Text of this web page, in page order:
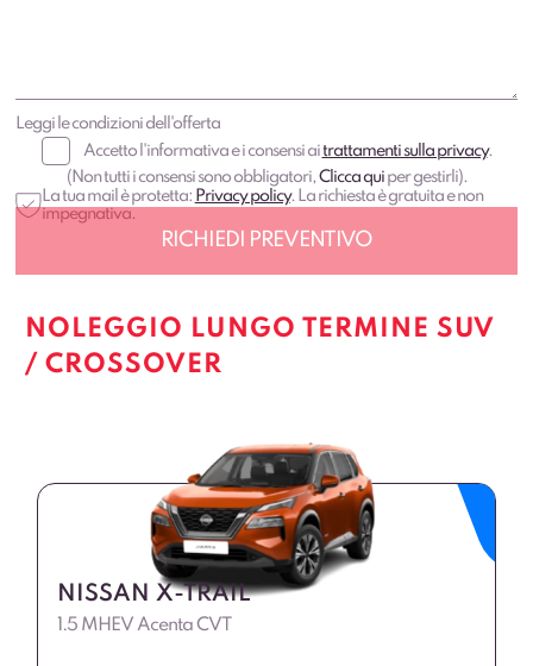
Leggi le condizioni dell'offerta
Accetto l'informativa e i consensi aitrattamenti sulla privacy.
(Non tutti i consensi sono obbligatori,Clicca quiper gestirli).
La tua mail è protetta: Privacy policy. La richiesta è gratuita e non
impegnativa.
NOLEGGIO LUNGO TERMINE SUV
/ CROSSOVER
NISSAN X-TRAIL
1.5 MHEV Acenta CVT